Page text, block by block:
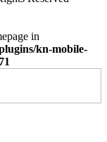
in
kn-mobile-
71